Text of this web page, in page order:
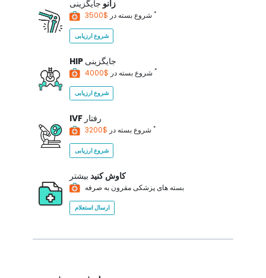
زانو جایگزینی
شروع بسته در *
شروع ارزیابی
HIP جایگزینی
شروع بسته در *
شروع ارزیابی
IVF رفتار
شروع بسته در *
شروع ارزیابی
کاوش کنید بیشتر
بسته های پزشکی مقرون به صرفه
ارسال استعلام